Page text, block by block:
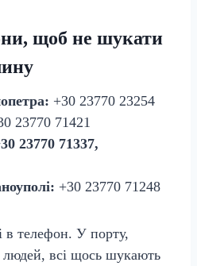
щоб не шукати
+30 23770 23254
23770 71421
23770 71337,
+30 23770 71248
в телефон. У порту,
людей, всі щось шукають